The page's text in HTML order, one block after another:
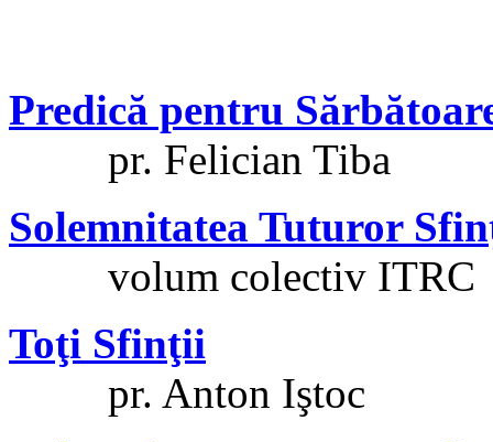
Predică pentru
pr. Felician Tiba
Solemnitatea Tuturor
volum colectiv ITRC
Toţi Sfinţii
pr. Anton Iştoc